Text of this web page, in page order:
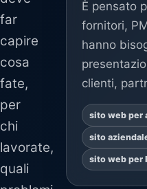
far
capire
cosa
fate,
per
chi
lavorate,
quali
È pensato
fornitori,
hanno
clienti,
sito web per
sito
sito web per